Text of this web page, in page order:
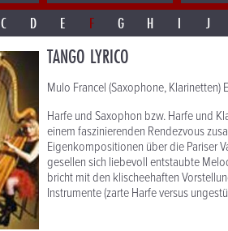
C D E F G H I J
TANGO LYRICO
Mulo Francel (Saxophone, Klarinetten)
Harfe und Saxophon bzw. Harfe und
einem faszinierenden Rendezvous
Eigenkompositionen über die Pariser
gesellen sich liebevoll entstaubte
bricht mit den klischeehaften
Instrumente (zarte Harfe versus